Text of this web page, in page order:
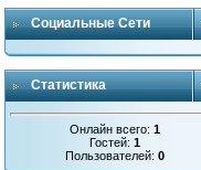
Социальные Сети
Статистика
Онлайн всего:1
Гостей:1
Пользователей:0